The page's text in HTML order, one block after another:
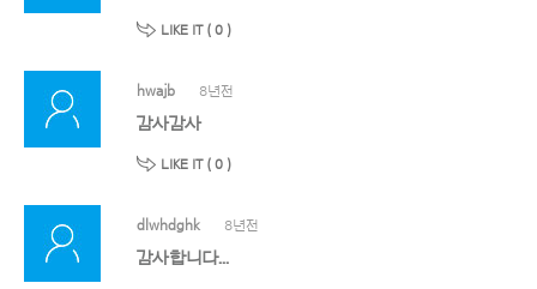
LIKE IT ( 0 )
hwajb 8년전
감사감사
LIKE IT ( 0 )
dlwhdghk 8년전
감사합니다...